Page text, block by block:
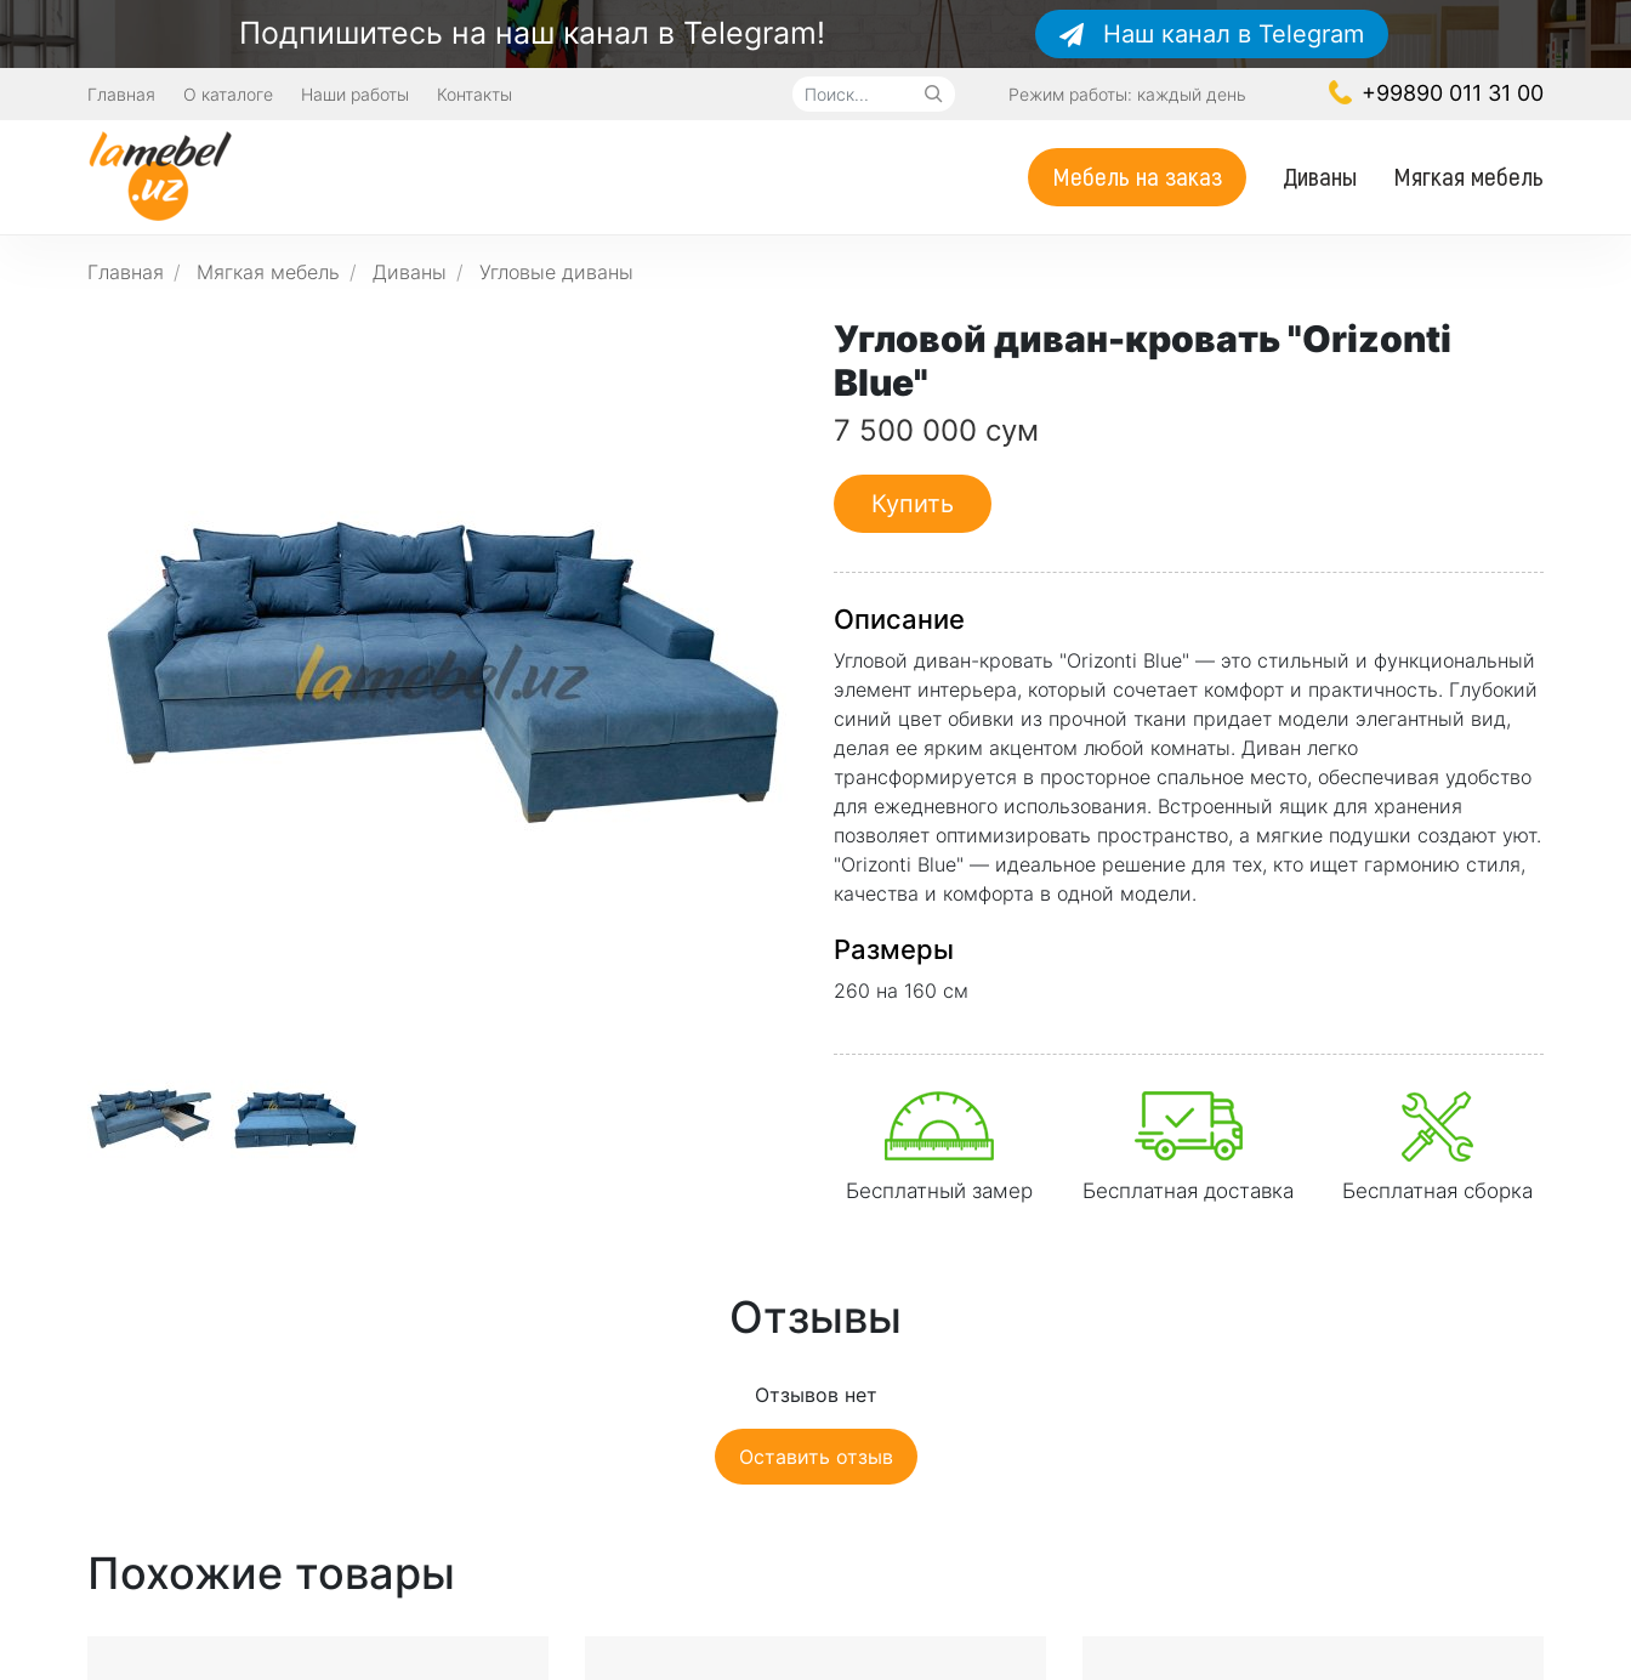
Подпишитесь на наш канал в Telegram! Наш канал в Telegram
Главная О каталоге Наши работы Контакты Режим работы: каждый день +99890 011 31 00
Мебель на заказ Диваны Мягкая мебель
Главная Мягкая мебель Диваны Угловые диваны
Угловой диван-кровать "Orizonti
Blue"
7 500 000 сум
Купить
Описание
Угловой диван-кровать "Orizonti Blue" — это стильный и функциональный
элемент интерьера, который сочетает комфорт и практичность. Глубокий
синий цвет обивки из прочной ткани придает модели элегантный вид,
делая ее ярким акцентом любой комнаты. Диван легко
трансформируется в просторное спальное место, обеспечивая удобство
для ежедневного использования. Встроенный ящик для хранения
позволяет оптимизировать пространство, а мягкие подушки создают уют.
"Orizonti Blue" — идеальное решение для тех, кто ищет гармонию стиля,
качества и комфорта в одной модели.
Размеры
260 на 160 см
Бесплатный замер Бесплатная доставка Бесплатная сборка
Отзывы
Отзывов нет
Оставить отзыв
Похожие товары